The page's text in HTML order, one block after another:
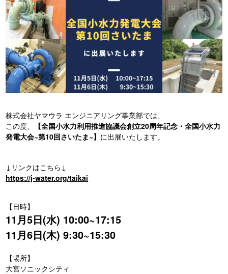
株式会社ヤマウラ エンジニアリング事業部では、
この度、
【全国小水力利用推進協議会創立20周年記念・全国小水力
発電大会~第10回さいたま~】 に出展いたします。
↓リンクはこちら↓
https://j-water.org/taikai
【日時】
11月5日(水) 10:00~17:15
11月6日(木) 9:30~15:30
【場所】
大宮ソニックシティ